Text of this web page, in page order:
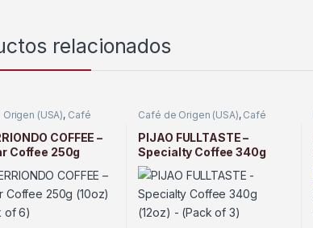
relacionados
(USA), Café
COFFEE –
Coffee 250g
(Pack of 6)
Café de Origen (USA), Café
PIJAO FULLTASTE –
Specialty Coffee 340g
(12oz) – (Pack of 3)